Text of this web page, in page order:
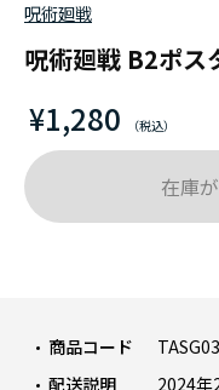
呪術廻戦
呪術廻戦 B2ポス
¥1,280
商品コード
配送説明
2024年
在庫